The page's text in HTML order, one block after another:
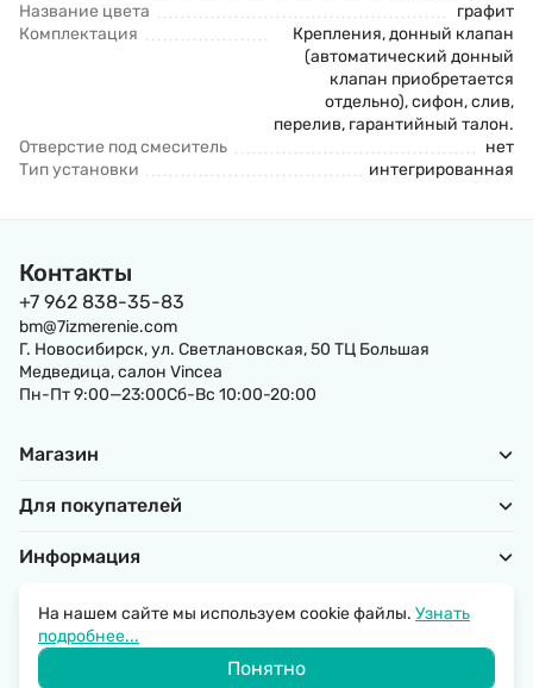
Название цвета
графит
Комплектация
Крепления, донный клапан
(автоматический донный
клапан приобретается
отдельно), сифон, слив,
перелив, гарантийный талон.
Отверстие под смеситель
нет
Тип установки
интегрированная
Контакты
+7 962 838-35-83
bm@7izmerenie.com
Г. Новосибирск, ул. Светлановская, 50 ТЦ Большая
Медведица, салон Vincea
Пн-Пт 9:00—23:00Сб-Вс 10:00-20:00
Магазин
Для покупателей
Информация
© 2026 SantechRussia.
Политика обработки персональных данных
На нашем сайте мы используем cookie файлы. Узнать
подробнее...
Понятно